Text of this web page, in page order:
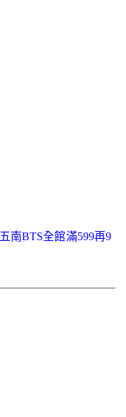
南BTS全館滿599再9